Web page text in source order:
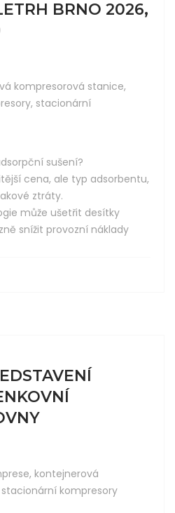
BRNO 2026,
kompresorová stanice,
, stacionární
sušení?
cena, ale typ adsorbentu,
ztráty.
může ušetřit desítky
snížit provozní náklady
, kontejnerová
stacionární kompresory